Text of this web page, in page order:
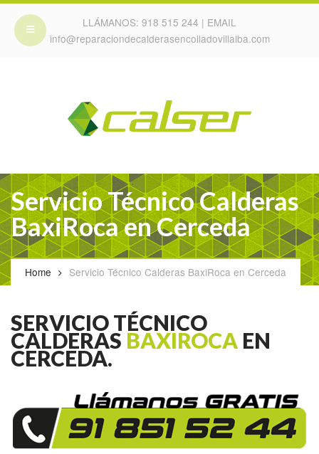
LLÁMANOS: 918 515 244 | EMAIL
info@reparaciondecalderasencolladovillalba.com
Servicio Técnico Calderas
BaxiRoca en Cerceda
Home Servicio Técnico Calderas BaxiRoca en Cerceda
SERVICIO TÉCNICO
CALDERAS BAXIROCA EN
CERCEDA.